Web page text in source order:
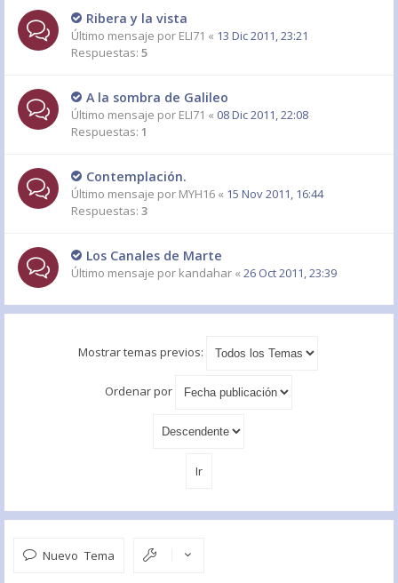
Ribera y la vista
Último mensaje por ELI71 « 13 Dic 2011, 23:21
Respuestas: 5
A la sombra de Galileo
Último mensaje por ELI71 « 08 Dic 2011, 22:08
Respuestas: 1
Contemplación.
Último mensaje por MYH16 « 15 Nov 2011, 16:44
Respuestas: 3
Los Canales de Marte
Último mensaje por kandahar « 26 Oct 2011, 23:39
Mostrar temas previos:
Ordenar por
Nuevo Tema